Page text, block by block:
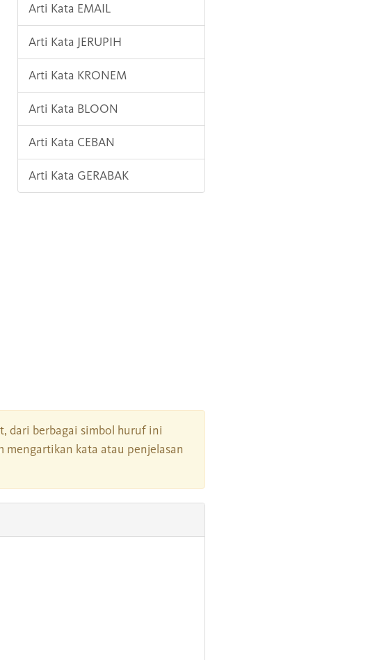
Arti Kata EMAIL
Arti Kata JERUPIH
Arti Kata KRONEM
Arti Kata BLOON
Arti Kata CEBAN
Arti Kata GERABAK
dari berbagai simbol huruf ini
mengartikan kata atau penjelasan